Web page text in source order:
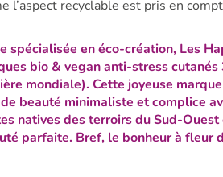
l’aspect recyclable est pris en
spécialisée en éco-création, Les
bio & vegan anti-stress cutanés
mondiale). Cette joyeuse
beauté minimaliste et complice
natives des terroirs du Sud-Ouest
parfaite. Bref, le bonheur à fleur